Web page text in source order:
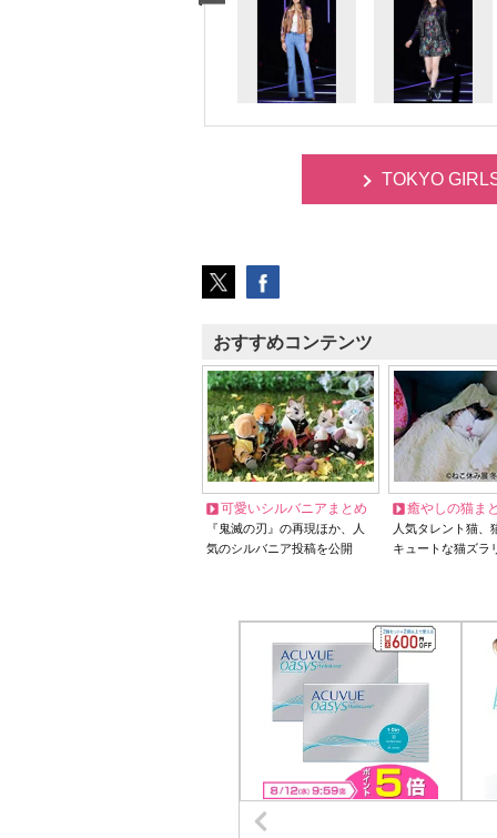
TOKYO
おすすめコンテンツ
可愛いシルバニアまとめ
『鬼滅の刃』の再現ほか、人
気のシルバニア投稿を公開
癒やしの猫ま
人気タレント猫
キュートな猫ズラ